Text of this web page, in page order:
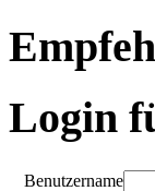
Login
Benutzername